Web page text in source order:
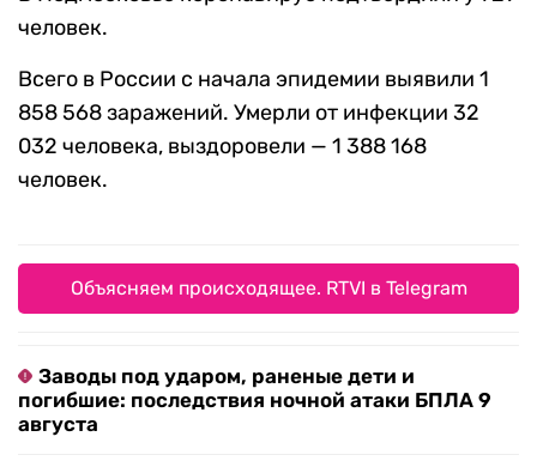
человек.
Всего в России с начала эпидемии выявили 1
858 568 заражений. Умерли от инфекции 32
032 человека, выздоровели — 1 388 168
человек.
Объясняем происходящее. RTVI в Telegram
Заводы под ударом, раненые дети и
погибшие: последствия ночной атаки БПЛА 9
августа